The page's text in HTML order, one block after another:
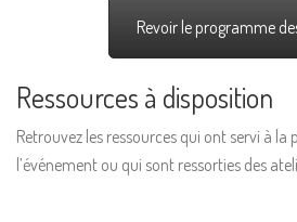
Revoir le programme
Ressources à disposition
Retrouvez les ressources qui ont servi à
l’événement ou qui sont ressorties des